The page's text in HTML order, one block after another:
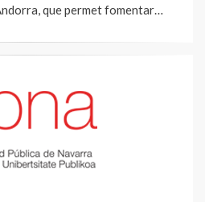
que permet fomentar…